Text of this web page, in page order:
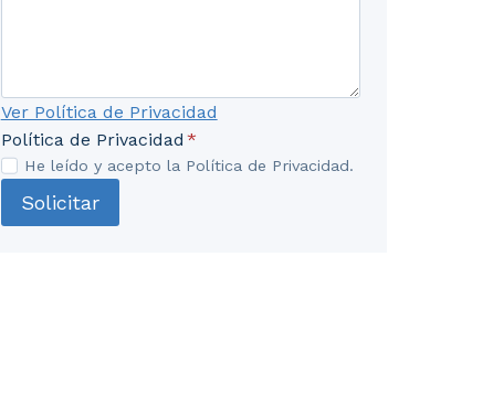
Ver Política de Privacidad
Política de Privacidad *
He leído y acepto la Política de Privacidad.
Solicitar